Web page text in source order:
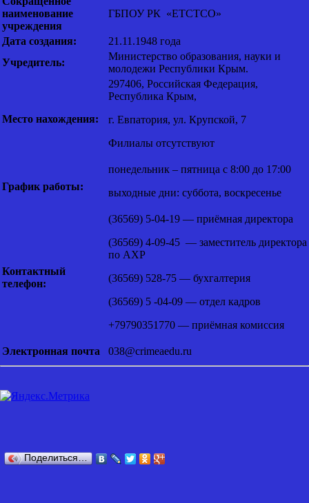
наименование
учреждения
ГБПОУ РК «ЕТСТСО»
Дата создания:
21.11.1948 года
Учредитель:
Министерство образования, науки и
молодежи Республики Крым.
Место нахождения:
297406, Российская Федерация,
Республика Крым,
г. Евпатория, ул. Крупской, 7
Филиалы отсутствуют
График работы:
понедельник – пятница с 8:00 до 17:00
выходные дни: суббота, воскресенье
Контактный
телефон:
(36569) 5-04-19 — приёмная директора
(36569) 4-09-45 — заместитель директора
по АХР
(36569) 528-75 — бухгалтерия
(36569) 5 -04-09 — отдел кадров
+79790351770 — приёмная комиссия
Электронная почта 038@crimeaedu.ru
Поделиться…